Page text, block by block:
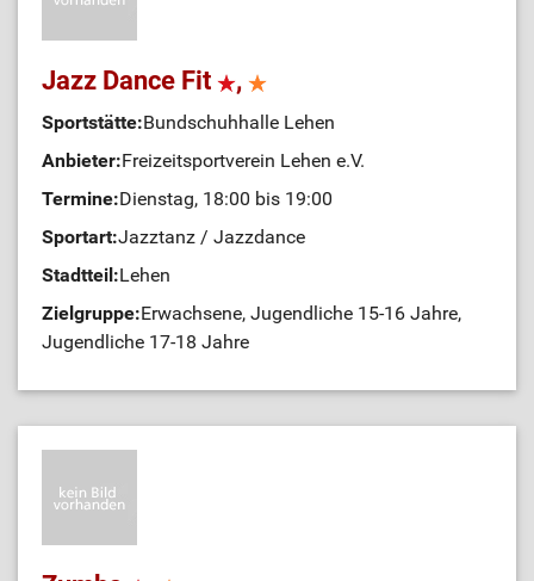
Jazz Dance Fit ,
Sportstätte:Bundschuhhalle Lehen
Anbieter:Freizeitsportverein Lehen e.V.
Termine:Dienstag, 18:00 bis 19:00
Sportart:Jazztanz / Jazzdance
Stadtteil:Lehen
Zielgruppe:Erwachsene, Jugendliche 15-16 Jahre,
Jugendliche 17-18 Jahre